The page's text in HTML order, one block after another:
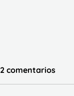
2 comentarios